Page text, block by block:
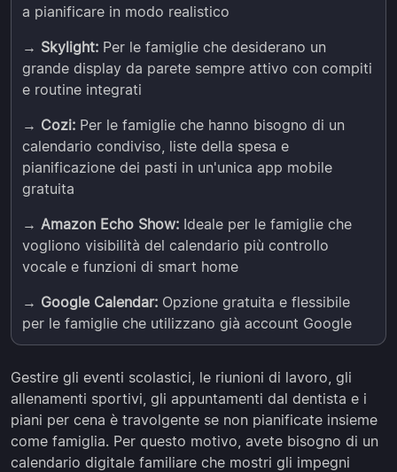
a pianificare in modo realistico
→ Skylight: Per le famiglie che desiderano un
grande display da parete sempre attivo con compiti
e routine integrati
→ Cozi: Per le famiglie che hanno bisogno di un
calendario condiviso, liste della spesa e
pianificazione dei pasti in un'unica app mobile
gratuita
→ Amazon Echo Show: Ideale per le famiglie che
vogliono visibilità del calendario più controllo
vocale e funzioni di smart home
→ Google Calendar: Opzione gratuita e flessibile
per le famiglie che utilizzano già account Google
Gestire gli eventi scolastici, le riunioni di lavoro, gli
allenamenti sportivi, gli appuntamenti dal dentista e i
piani per cena è travolgente se non pianificate insieme
come famiglia. Per questo motivo, avete bisogno di un
calendario digitale familiare che mostri gli impegni